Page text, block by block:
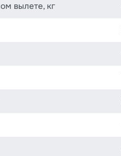
вылете, кг